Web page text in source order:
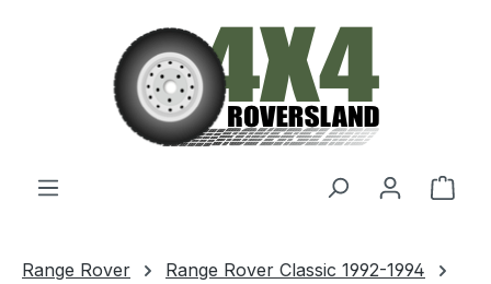
Zum Hauptinhalt springen
Range Rover
Range Rover Classic 1992-1994